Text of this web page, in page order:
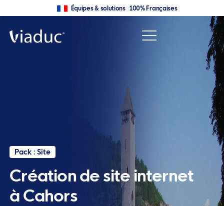
Équipes & solutions 100% Françaises
Pack : Site
Création de site internet
à Cahors